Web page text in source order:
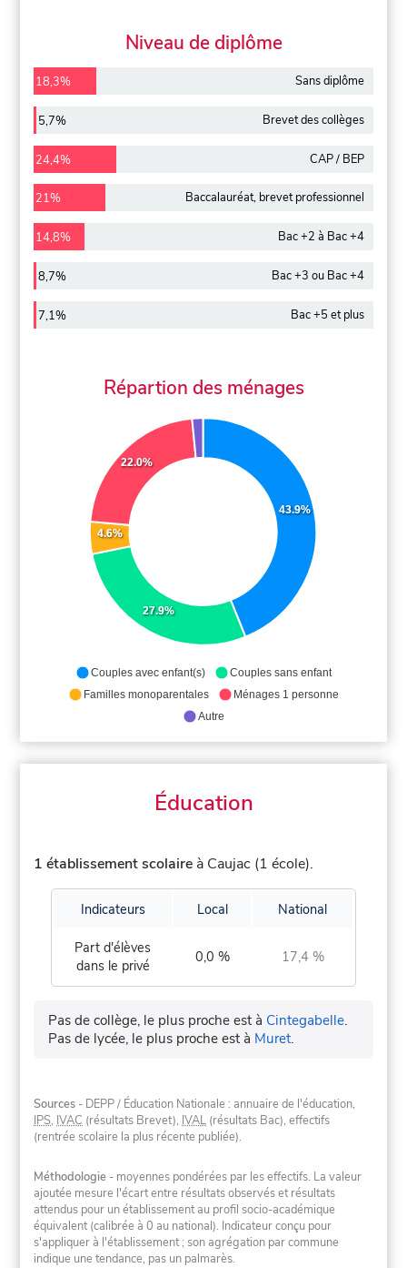
Niveau de diplôme
18,3% Sans diplôme
5,7% Brevet des collèges
24,4% CAP / BEP
21% Baccalauréat, brevet professionnel
14,8% Bac +2 à Bac +4
8,7% Bac +3 ou Bac +4
7,1% Bac +5 et plus
Répartion des ménages
43.9%
27.9%
4.6%
22.0%
Couples avec enfant(s)
Couples sans enfant
Familles monoparentales
Ménages 1 personne
Autre
Éducation
1 établissement scolaire à Caujac (1 école).
Indicateurs Local National
Part d'élèves
dans le privé
0,0 % 17,4 %
Pas de collège, le plus proche est à Cintegabelle.
Pas de lycée, le plus proche est à Muret.
Sources - DEPP / Éducation Nationale : annuaire de l'éducation,
IPS, IVAC (résultats Brevet), IVAL (résultats Bac), effectifs
(rentrée scolaire la plus récente publiée).
Méthodologie - moyennes pondérées par les effectifs. La valeur
ajoutée mesure l'écart entre résultats observés et résultats
attendus pour un établissement au profil socio-académique
équivalent (calibrée à 0 au national). Indicateur conçu pour
s'appliquer à l'établissement ; son agrégation par commune
indique une tendance, pas un palmarès.